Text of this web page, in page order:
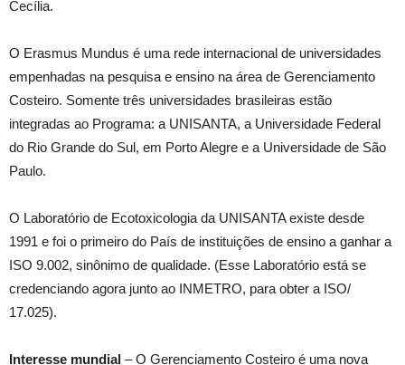
Cecília.
O Erasmus Mundus é uma rede internacional de universidades
empenhadas na pesquisa e ensino na área de Gerenciamento
Costeiro. Somente três universidades brasileiras estão
integradas ao Programa: a UNISANTA, a Universidade Federal
do Rio Grande do Sul, em Porto Alegre e a Universidade de São
Paulo.
O Laboratório de Ecotoxicologia da UNISANTA existe desde
1991 e foi o primeiro do País de instituições de ensino a ganhar a
ISO 9.002, sinônimo de qualidade. (Esse Laboratório está se
credenciando agora junto ao INMETRO, para obter a ISO/
17.025).
Interesse mundial – O Gerenciamento Costeiro é uma nova